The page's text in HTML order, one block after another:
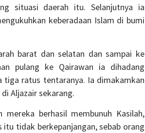
situasi daerah itu. Selanjutnya ia
keberadaan Islam di bumi
barat dan selatan dan sampai ke
pulang ke Qairawan ia dihadang
tiga ratus tentaranya. Ia dimakamkan
Aljazair sekarang.
berhasil membunuh Kasilah,
tidak berkepanjangan, sebab orang